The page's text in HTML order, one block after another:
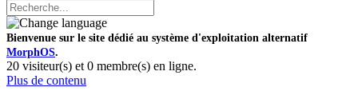
Bienvenue sur le site dédié au système d'exploitation alternatif
MorphOS.
20 visiteur(s) et 0 membre(s) en ligne.
Plus de contenu